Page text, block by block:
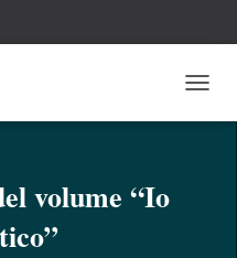
A
volume “Io